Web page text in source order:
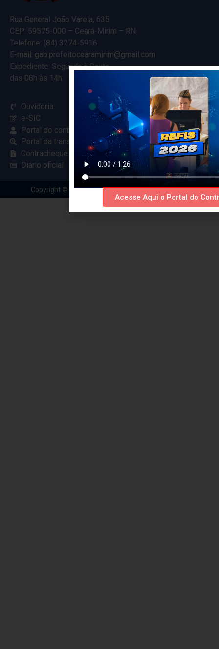
Rua General João Varela, 635
CEP: 59575-000 – Ceará-Mirim – RN
Telefone: (84) 3274-5916
E-mail: gab.prefeitocearamirim@gmail.com
Expediente: Segunda à Sexta
das 08h às 14h
Ouvidoria
e-SIC
Portal do contribuinte
Portal da transparência
Contracheque online
Diário oficial
Copyright © 2024 Criado com pela Renovar Web
Acesse Aqui o Portal do